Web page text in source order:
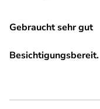
Gebraucht sehr gut
Besichtigungsbereit.